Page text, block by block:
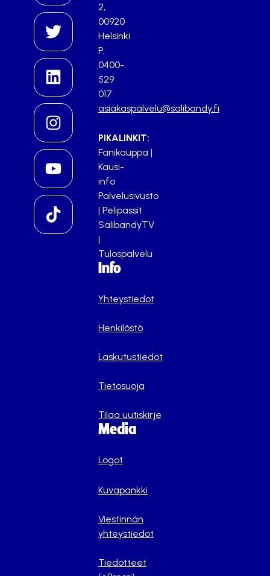
2,
00920
Helsinki
P.
0400-
529
017
asiakaspalvelu@salibandy.fi
PIKALINKIT:
Fanikauppa |
Kausi-
info
Palvelusivusto
| Pelipassit
SalibandyTV
|
Tulospalvelu
Info
Yhteystiedot
Henkilöstö
Laskutustiedot
Tietosuoja
Tilaa uutiskirje
Media
Logot
Kuvapankki
Viestinnän
yhteystiedot
Tiedotteet